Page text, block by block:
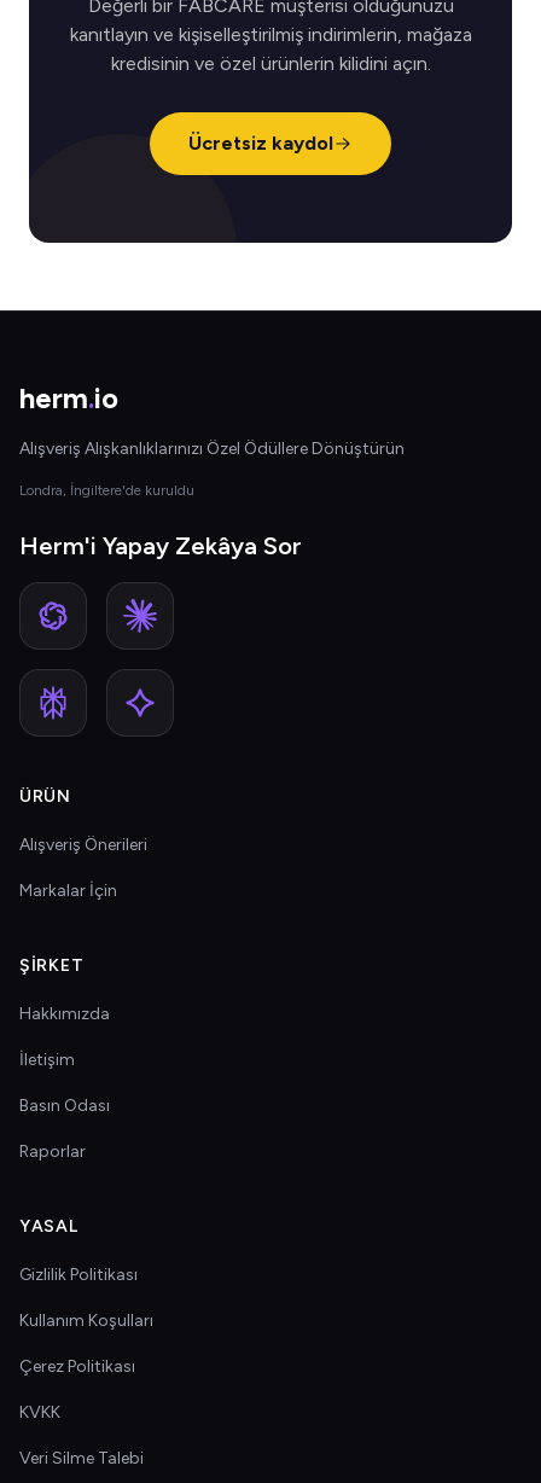
Değerli bir FABCARE müşterisi olduğunuzu
kanıtlayın ve kişiselleştirilmiş indirimlerin, mağaza
kredisinin ve özel ürünlerin kilidini açın.
Ücretsiz kaydol
herm.io
Alışveriş Alışkanlıklarınızı Özel Ödüllere Dönüştürün
Londra, İngiltere'de kuruldu
Herm'i Yapay Zekâya Sor
ÜRÜN
Alışveriş Önerileri
Markalar İçin
ŞIRKET
Hakkımızda
İletişim
Basın Odası
Raporlar
YASAL
Gizlilik Politikası
Kullanım Koşulları
Çerez Politikası
KVKK
Veri Silme Talebi